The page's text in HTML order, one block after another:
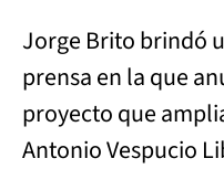
Jorge Brito brindó
prensa en la que
proyecto que
Antonio Vespucio